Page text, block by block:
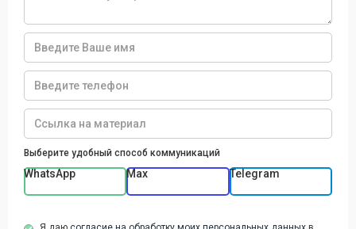
Выберите удобный способ коммуникаций
WhatsApp Max Telegram